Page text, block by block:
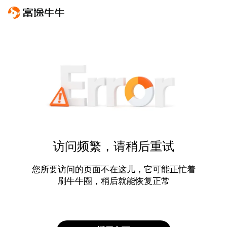
访问频繁，请稍后重试
您所要访问的页面不在这儿，它可能正忙着
刷牛牛圈，稍后就能恢复正常